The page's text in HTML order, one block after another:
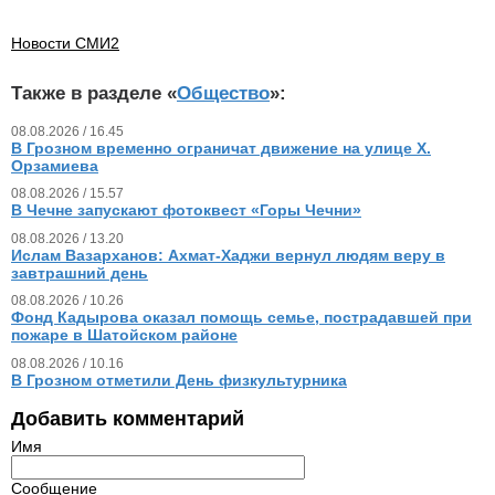
Новости СМИ2
Также в разделе «Общество»:
08.08.2026 / 16.45
В Грозном временно ограничат движение на улице Х.
Орзамиева
08.08.2026 / 15.57
В Чечне запускают фотоквест «Горы Чечни»
08.08.2026 / 13.20
Ислам Вазарханов: Ахмат-Хаджи вернул людям веру в
завтрашний день
08.08.2026 / 10.26
Фонд Кадырова оказал помощь семье, пострадавшей при
пожаре в Шатойском районе
08.08.2026 / 10.16
В Грозном отметили День физкультурника
Добавить комментарий
Имя
Сообщение